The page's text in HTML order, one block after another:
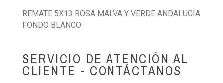
REMATE 5X13 ROSA MALVA Y VERDE ANDALUCÍA
FONDO BLANCO
SERVICIO DE ATENCIÓN AL
CLIENTE - CONTÁCTANOS